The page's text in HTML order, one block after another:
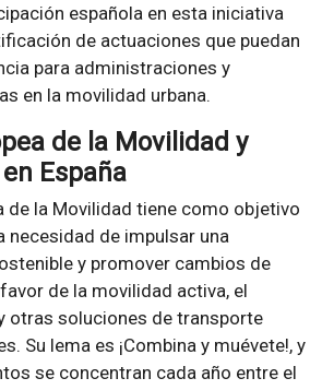
española en esta iniciativa
de actuaciones que puedan
para administraciones y
en la movilidad urbana.
de la Movilidad y
España
de la Movilidad tiene como objetivo
necesidad de impulsar una
y promover cambios de
de la movilidad activa, el
otras soluciones de transporte
Su lema es ¡Combina y muévete!, y
se concentran cada año entre el